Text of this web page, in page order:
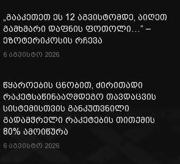
„გააკეთეთ ეს 12 აგვისტომდე, აიღეთ
გამხმარი დაფნის ფოთოლი…“ –
ეზოტერიკოსის რჩევა
6 აგვისტო 2026
წყაროების ცნობით, ძირითადი
რაკეტსაწინააღმდეგო თავდაცვის
სისტემისთვის განკუთვნილი
გადამჭრელი რაკეტების თითქმის
80% ამოიწურა
6 აგვისტო 2026